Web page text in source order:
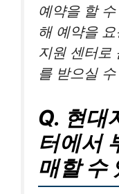
예약을 할
해 예약을
지원 센터로
를 받으실
Q. 현대
터에서
매할 수